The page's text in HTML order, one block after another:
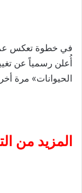
في خطوة تعكس عمق
أُعلن رسمياً عن
الحيوانات» مرة
المزيد من